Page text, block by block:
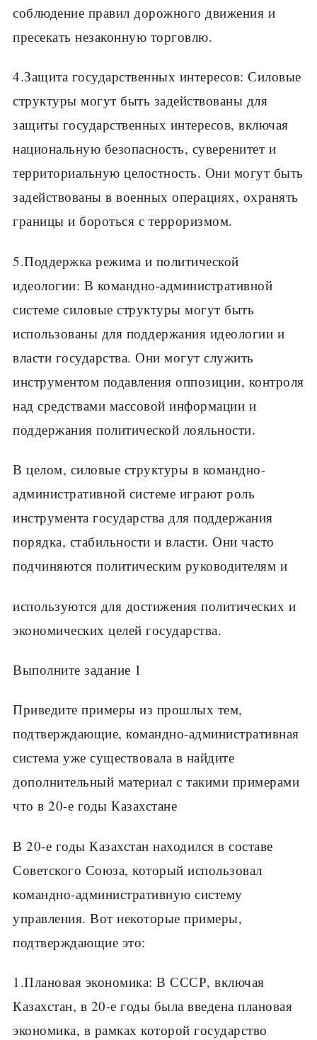
соблюдение правил дорожного движения и
пресекать незаконную торговлю.
4.Защита государственных интересов: Силовые
структуры могут быть задействованы для
защиты государственных интересов, включая
национальную безопасность, суверенитет и
территориальную целостность. Они могут быть
задействованы в военных операциях, охранять
границы и бороться с терроризмом.
5.Поддержка режима и политической
идеологии: В командно-административной
системе силовые структуры могут быть
использованы для поддержания идеологии и
власти государства. Они могут служить
инструментом подавления оппозиции, контроля
над средствами массовой информации и
поддержания политической лояльности.
В целом, силовые структуры в командно-
административной системе играют роль
инструмента государства для поддержания
порядка, стабильности и власти. Они часто
подчиняются политическим руководителям и
используются для достижения политических и
экономических целей государства.
Выполните задание 1
Приведите примеры из прошлых тем,
подтверждающие, командно-административная
система уже существовала в найдите
дополнительный материал с такими примерами
что в 20-е годы Казахстане
В 20-е годы Казахстан находился в составе
Советского Союза, который использовал
командно-административную систему
управления. Вот некоторые примеры,
подтверждающие это:
1.Плановая экономика: В СССР, включая
Казахстан, в 20-е годы была введена плановая
экономика, в рамках которой государство